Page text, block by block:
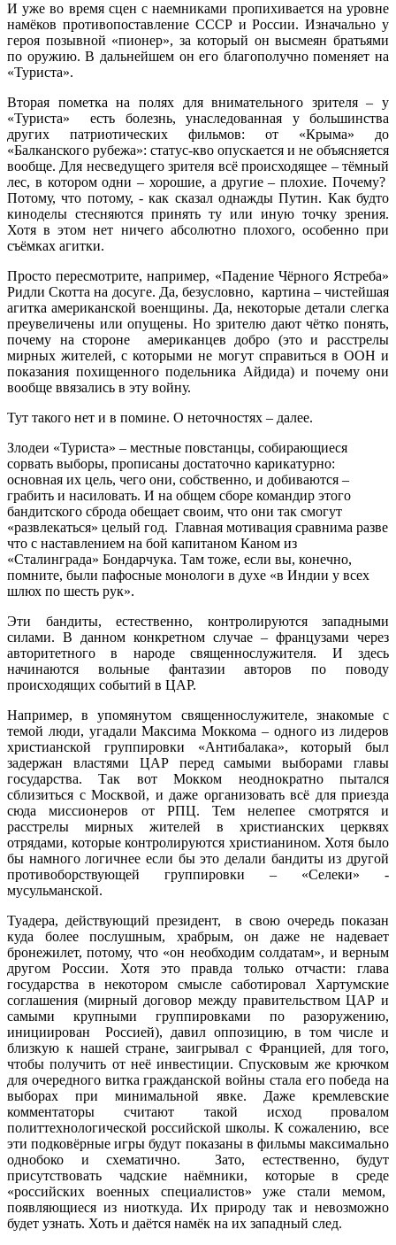
И уже во время сцен с наемниками пропихивается на уровне
намёков противопоставление СССР и России. Изначально у
героя позывной «пионер», за который он высмеян братьями
по оружию. В дальнейшем он его благополучно поменяет на
«Туриста».
Вторая пометка на полях для внимательного зрителя – у
«Туриста» есть болезнь, унаследованная у большинства
других патриотических фильмов: от «Крыма» до
«Балканского рубежа»: статус-кво опускается и не объясняется
вообще. Для несведущего зрителя всё происходящее – тёмный
лес, в котором одни – хорошие, а другие – плохие. Почему?
Потому, что потому, - как сказал однажды Путин. Как будто
киноделы стесняются принять ту или иную точку зрения.
Хотя в этом нет ничего абсолютно плохого, особенно при
съёмках агитки.
Просто пересмотрите, например, «Падение Чёрного Ястреба»
Ридли Скотта на досуге. Да, безусловно, картина – чистейшая
агитка американской военщины. Да, некоторые детали слегка
преувеличены или опущены. Но зрителю дают чётко понять,
почему на стороне американцев добро (это и расстрелы
мирных жителей, с которыми не могут справиться в ООН и
показания похищенного подельника Айдида) и почему они
вообще ввязались в эту войну.
Тут такого нет и в помине. О неточностях – далее.
Злодеи «Туриста» – местные повстанцы, собирающиеся
сорвать выборы, прописаны достаточно карикатурно:
основная их цель, чего они, собственно, и добиваются –
грабить и насиловать. И на общем сборе командир этого
бандитского сброда обещает своим, что они так смогут
«развлекаться» целый год. Главная мотивация сравнима разве
что с наставлением на бой капитаном Каном из
«Сталинграда» Бондарчука. Там тоже, если вы, конечно,
помните, были пафосные монологи в духе «в Индии у всех
шлюх по шесть рук».
Эти бандиты, естественно, контролируются западными
силами. В данном конкретном случае – французами через
авторитетного в народе священнослужителя. И здесь
начинаются вольные фантазии авторов по поводу
происходящих событий в ЦАР.
Например, в упомянутом священнослужителе, знакомые с
темой люди, угадали Максима Моккома – одного из лидеров
христианской группировки «Антибалака», который был
задержан властями ЦАР перед самыми выборами главы
государства. Так вот Мокком неоднократно пытался
сблизиться с Москвой, и даже организовать всё для приезда
сюда миссионеров от РПЦ. Тем нелепее смотрятся и
расстрелы мирных жителей в христианских церквях
отрядами, которые контролируются христианином. Хотя было
бы намного логичнее если бы это делали бандиты из другой
противоборствующей группировки – «Селеки» -
мусульманской.
Туадера, действующий президент, в свою очередь показан
куда более послушным, храбрым, он даже не надевает
бронежилет, потому, что «он необходим солдатам», и верным
другом России. Хотя это правда только отчасти: глава
государства в некотором смысле саботировал Хартумские
соглашения (мирный договор между правительством ЦАР и
самыми крупными группировками по разоружению,
инициирован Россией), давил оппозицию, в том числе и
близкую к нашей стране, заигрывал с Францией, для того,
чтобы получить от неё инвестиции. Спусковым же крючком
для очередного витка гражданской войны стала его победа на
выборах при минимальной явке. Даже кремлевские
комментаторы считают такой исход провалом
политтехнологической российской школы. К сожалению, все
эти подковёрные игры будут показаны в фильмы максимально
однобоко и схематично. Зато, естественно, будут
присутствовать чадские наёмники, которые в среде
«российских военных специалистов» уже стали мемом,
появляющиеся из ниоткуда. Их природу так и невозможно
будет узнать. Хоть и даётся намёк на их западный след.